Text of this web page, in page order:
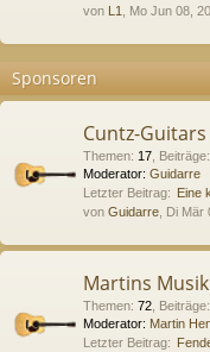
von L1 , Mo Jun 08,
Sponsoren
Cuntz-Guitars
Themen: 17 Beiträge:
Moderator: Guidarre
Letzter Beitrag: Eine
von Guidarre , Di
Martins
Themen: 72 Beiträge:
Moderator: Martin
Letzter Beitrag: